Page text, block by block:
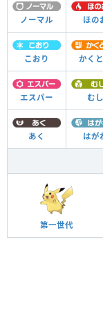
ノーマル ほの
こおり かく
エスパー むし
あく はが
第一世代